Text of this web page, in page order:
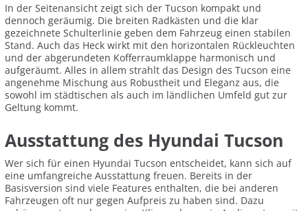
In der Seitenansicht zeigt sich der Tucson kompakt und
dennoch geräumig. Die breiten Radkästen und die klar
gezeichnete Schulterlinie geben dem Fahrzeug einen stabilen
Stand. Auch das Heck wirkt mit den horizontalen Rückleuchten
und der abgerundeten Kofferraumklappe harmonisch und
aufgeräumt. Alles in allem strahlt das Design des Tucson eine
angenehme Mischung aus Robustheit und Eleganz aus, die
sowohl im städtischen als auch im ländlichen Umfeld gut zur
Geltung kommt.
Ausstattung des Hyundai Tucson
Wer sich für einen Hyundai Tucson entscheidet, kann sich auf
eine umfangreiche Ausstattung freuen. Bereits in der
Basisversion sind viele Features enthalten, die bei anderen
Fahrzeugen oft nur gegen Aufpreis zu haben sind. Dazu